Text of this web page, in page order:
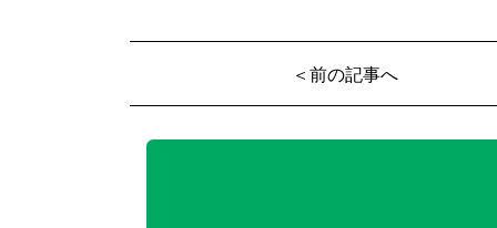
＜前の記事へ